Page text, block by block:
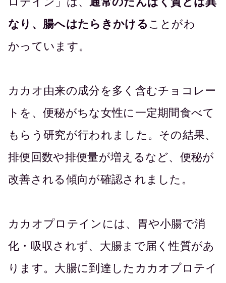
なり、腸へはたらきかける ことがわ
かっています。
カカオ由来の成分を多く含むチョコレー
トを、便秘がちな女性に一定期間食べて
もらう研究が行われました。その結果、
排便回数や排便量が増えるなど、便秘が
改善される傾向が確認されました。
カカオプロテインには、胃や小腸で消
化・吸収されず、大腸まで届く性質があ
ります。大腸に到達したカカオプロテイ